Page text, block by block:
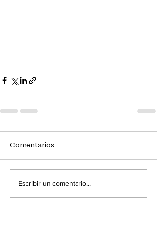
Comentarios
Escribir un comentario...